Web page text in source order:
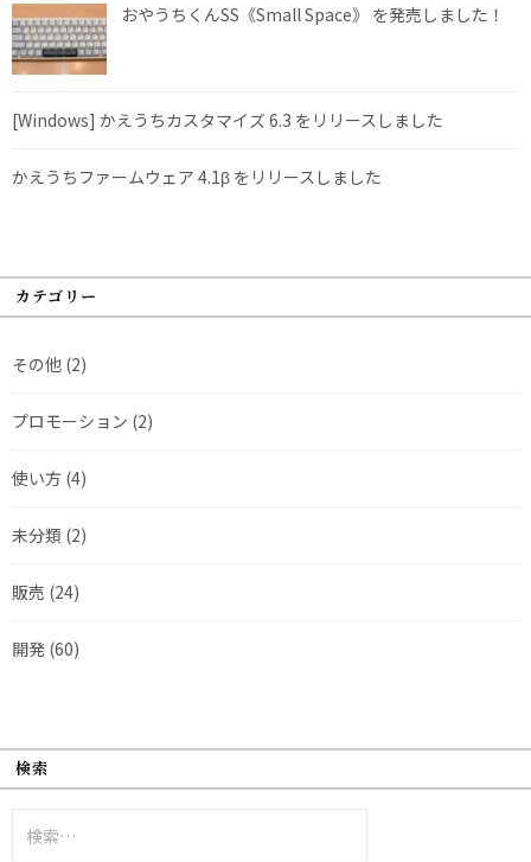
おやうちくんSS《Small Space》 を発売しました！
[Windows] かえうちカスタマイズ 6.3 をリリースしました
かえうちファームウェア 4.1β をリリースしました
カテゴリー
その他 (2)
プロモーション (2)
使い方 (4)
未分類 (2)
販売 (24)
開発 (60)
検索
索: